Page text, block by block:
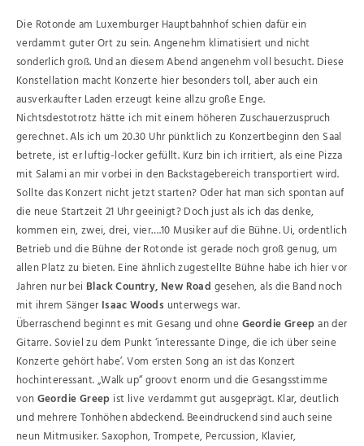
Die Rotonde am Luxemburger Hauptbahnhof schien dafür ein
verdammt guter Ort zu sein. Angenehm klimatisiert und nicht
sonderlich groß. Und an diesem Abend angenehm voll besucht. Diese
Konstellation macht Konzerte hier besonders toll, aber auch ein
ausverkaufter Laden erzeugt keine allzu große Enge.
Nichtsdestotrotz hätte ich mit einem höheren Zuschauerzuspruch
gerechnet. Als ich um 20.30 Uhr pünktlich zu Konzertbeginn den Saal
betrete, ist er luftig-locker gefüllt. Kurz bin ich irritiert, als eine Pizza
mit Salami an mir vorbei in den Backstagebereich transportiert wird.
Sollte das Konzert nicht jetzt starten? Oder hat man sich spontan auf
die neue Startzeit 21 Uhr geeinigt? Doch just als ich das denke,
kommen ein, zwei, drei, vier….10 Musiker auf die Bühne. Ui, ordentlich
Betrieb und die Bühne der Rotonde ist gerade noch groß genug, um
allen Platz zu bieten. Eine ähnlich zugestellte Bühne habe ich hier vor
Jahren nur bei Black Country, New Road gesehen, als die Band noch
mit ihrem Sänger Isaac Woods unterwegs war.
Überraschend beginnt es mit Gesang und ohneGeordie Greepan der
Gitarre. Soviel zu dem Punkt ‘interessante Dinge, die ich über seine
Konzerte gehört habe’. Vom ersten Song an ist das Konzert
hochinteressant. „Walk up“ groovt enorm und die Gesangsstimme
vonGeordie Greep ist live verdammt gut ausgeprägt. Klar, deutlich
und mehrere Tonhöhen abdeckend. Beeindruckend sind auch seine
neun Mitmusiker. Saxophon, Trompete, Percussion, Klavier,